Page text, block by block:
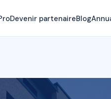
Devenir partenaireBlog